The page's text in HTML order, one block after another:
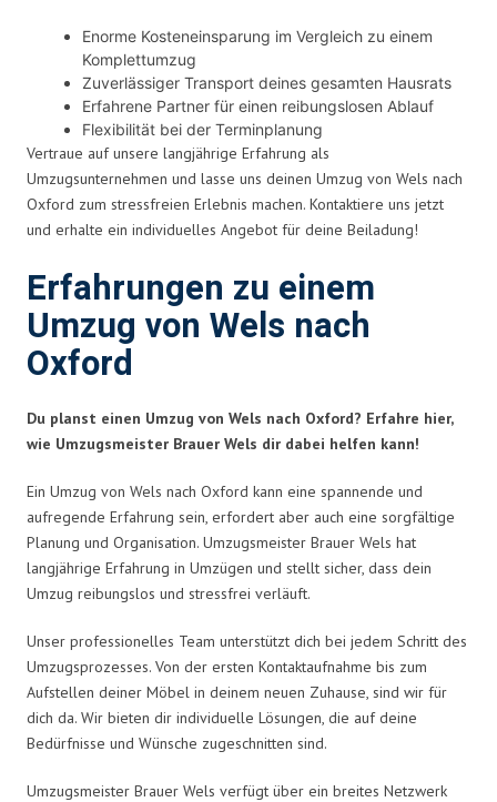
Enorme Kosteneinsparung im Vergleich zu einem
Komplettumzug
Zuverlässiger Transport deines gesamten Hausrats
Erfahrene Partner für einen reibungslosen Ablauf
Flexibilität bei der Terminplanung
Vertraue auf unsere langjährige Erfahrung als
Umzugsunternehmen und lasse uns deinen Umzug von Wels nach
Oxford zum stressfreien Erlebnis machen. Kontaktiere uns jetzt
und erhalte ein individuelles Angebot für deine Beiladung!
Erfahrungen zu einem
Umzug von Wels nach
Oxford
Du planst einen Umzug von Wels nach Oxford? Erfahre hier,
wie Umzugsmeister Brauer Wels dir dabei helfen kann!
Ein Umzug von Wels nach Oxford kann eine spannende und
aufregende Erfahrung sein, erfordert aber auch eine sorgfältige
Planung und Organisation. Umzugsmeister Brauer Wels hat
langjährige Erfahrung in Umzügen und stellt sicher, dass dein
Umzug reibungslos und stressfrei verläuft.
Unser professionelles Team unterstützt dich bei jedem Schritt des
Umzugsprozesses. Von der ersten Kontaktaufnahme bis zum
Aufstellen deiner Möbel in deinem neuen Zuhause, sind wir für
dich da. Wir bieten dir individuelle Lösungen, die auf deine
Bedürfnisse und Wünsche zugeschnitten sind.
Umzugsmeister Brauer Wels verfügt über ein breites Netzwerk